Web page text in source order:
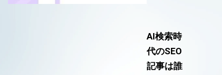
AI検索時
代のSEO
記事は誰